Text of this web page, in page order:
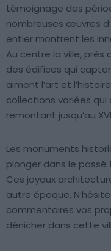
témoignage des
nombreuses œuvres
entier montrent les
Au centre la ville, près
des édifices qui
aiment l’art et
collections variées
remontant jusqu’au
Les monuments
plonger dans le
Ces joyaux
autre époque.
commentaires vos
dénicher dans cette